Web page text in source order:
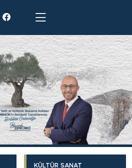
KÜLTÜR SANAT